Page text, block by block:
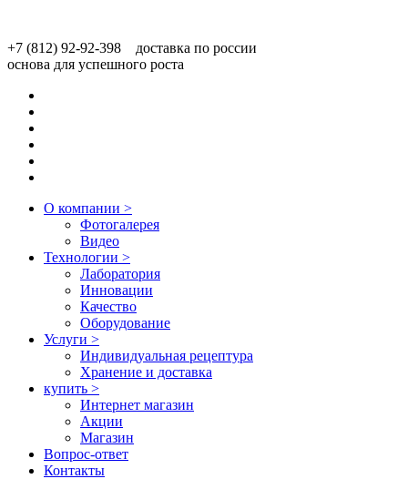
+7 (812) 92-92-398 доставка по россии
основа для успешного роста
О компании >
Фотогалерея
Видео
Технологии >
Лаборатория
Инновации
Качество
Оборудование
Услуги >
Индивидуальная рецептура
Хранение и доставка
купить >
Интернет магазин
Акции
Магазин
Вопрос-ответ
Контакты